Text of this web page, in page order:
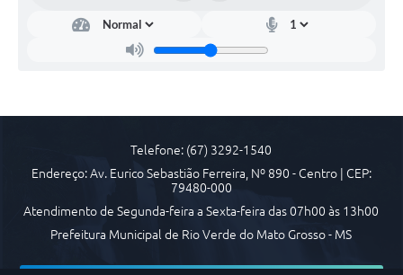
Telefone: (67) 3292-1540
Endereço: Av. Eurico Sebastião Ferreira, Nº 890 - Centro | CEP:
79480-000
Atendimento de Segunda-feira a Sexta-feira das 07h00 às 13h00
Prefeitura Municipal de Rio Verde do Mato Grosso - MS